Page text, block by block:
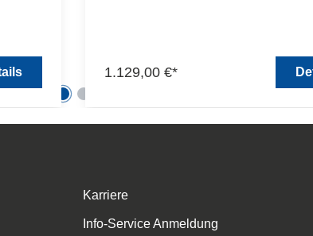
1.129,00 €*
Karriere
Info-Service Anmeldung